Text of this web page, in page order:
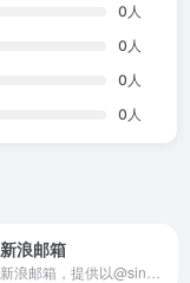
0 人
0 人
0 人
0 人
新浪邮箱